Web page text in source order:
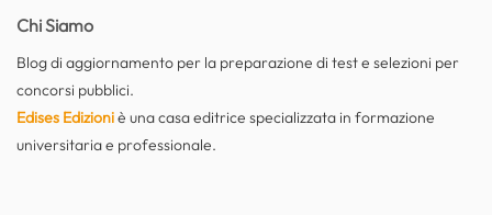
Chi Siamo
Blog di aggiornamento per la preparazione di test e selezioni per
concorsi pubblici.
Edises Edizioniè una casa editrice specializzata in formazione
universitaria e professionale.